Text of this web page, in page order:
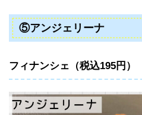
⑤アンジェリーナ
フィナンシェ（税込195円）